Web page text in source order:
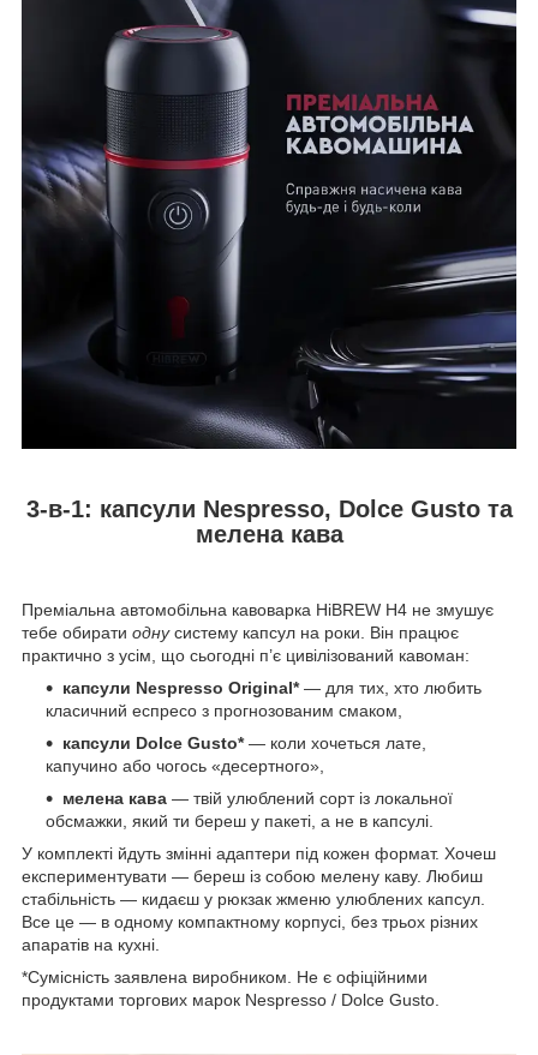
3-в-1: капсули Nespresso, Dolce Gusto та
мелена кава
Преміальна автомобільна кавоварка HiBREW H4 не змушує
тебе обирати однусистему капсул на роки. Він працює
практично з усім, що сьогодні п’є цивілізований кавоман:​
капсули Nespresso Original*— для тих, хто любить
класичний еспресо з прогнозованим смаком,
капсули Dolce Gusto*— коли хочеться лате,
капучино або чогось «десертного»,
мелена кава — твій улюблений сорт із локальної
обсмажки, який ти береш у пакеті, а не в капсулі.
У комплекті йдуть змінні адаптери під кожен формат. Хочеш
експериментувати — береш із собою мелену каву. Любиш
стабільність — кидаєш у рюкзак жменю улюблених капсул.
Все це — в одному компактному корпусі, без трьох різних
апаратів на кухні.
*Сумісність заявлена виробником. Не є офіційними
продуктами торгових марок Nespresso / Dolce Gusto.